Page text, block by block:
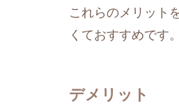
これらのメリット
くておすすめです。
デメリット